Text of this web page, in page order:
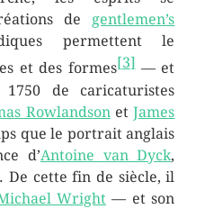
de gentlemen’s
permettent le
et des formes[3]— et
de caricaturistes
Rowlandson etJames
que le portrait anglais
d’Antoine van Dyck,
. De cette fin de siècle, il
Wright — et son